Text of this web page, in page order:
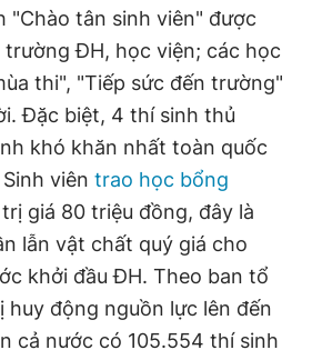
"Chào tân sinh viên" được
ĐH, học viện; các học
thi", "Tiếp sức đến trường"
Đặc biệt, 4 thí sinh thủ
khó khăn nhất toàn quốc
viên trao học bổng
giá 80 triệu đồng, đây là
lẫn vật chất quý giá cho
khởi đầu ĐH. Theo ban tổ
huy động nguồn lực lên đến
cả nước có 105.554 thí sinh